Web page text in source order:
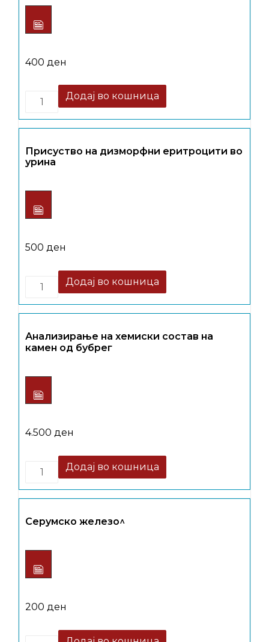
400 ден
Quantity
Додај во кошница
Присуство на дизморфни еритроцити во
урина
500 ден
Quantity
Додај во кошница
Анализирање на хемиски состав на
камен од бубрег
4.500 ден
Quantity
Додај во кошница
Серумско железо^
200 ден
Quantity